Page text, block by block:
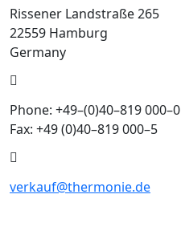
Rissener Landstraße 265
22559 Hamburg
Germany
Phone: +49–(0)40–819 000–0
Fax: +49 (0)40–819 000–5
verkauf@thermonie.de